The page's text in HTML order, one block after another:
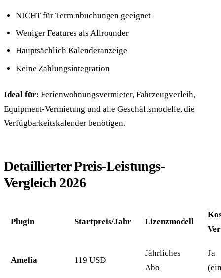
NICHT für Terminbuchungen geeignet
Weniger Features als Allrounder
Hauptsächlich Kalenderanzeige
Keine Zahlungsintegration
Ideal für: Ferienwohnungsvermieter, Fahrzeugverleih,
Equipment-Vermietung und alle Geschäftsmodelle, die
Verfügbarkeitskalender benötigen.
Detaillierter Preis-Leistungs-
Vergleich 2026
Plugin Startpreis/Jahr Lizenzmodell
Amelia 119 USD
Jährliches
Abo
Ja